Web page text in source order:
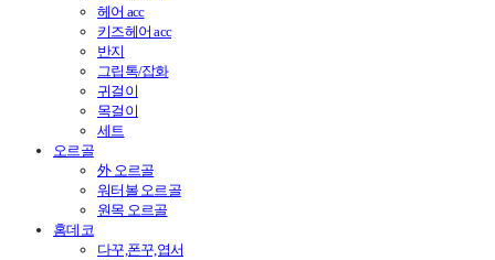
헤어 acc
키즈헤어 acc
반지
그립톡/잡화
귀걸이
목걸이
세트
오르골
外 오르골
워터볼 오르골
원목 오르골
홈데코
다꾸,폰꾸,엽서